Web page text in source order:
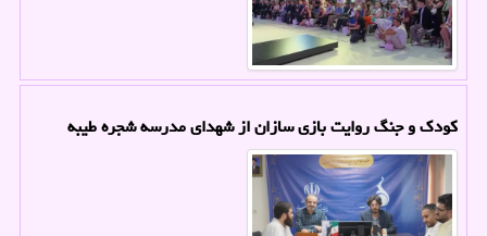
کودک و جنگ روایت بازی سازان از شهدای مدرسه شجره طیبه